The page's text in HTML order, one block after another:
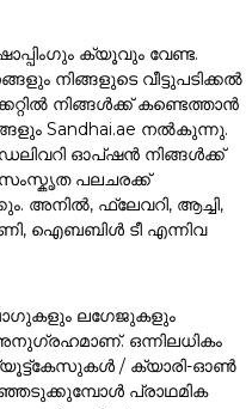
ക്യൂവും വേണ്ട.
നിങ്ങളുടെ വീട്ടുപടിക്കൽ
നിങ്ങൾക്ക് കണ്ടെത്താൻ
Sandhai.ae നൽകുന്നു.
ഓപ്ഷൻ നിങ്ങൾക്ക്
പലചരക്ക്
അനിൽ, ഫ്ലേവറി, ആച്ചി,
ഐബബിൾ ടീ എന്നിവ
ലഗേജുകളും
ഒന്നിലധികം
/ ക്യാരി-ഓൺ
പ്രാഥമിക